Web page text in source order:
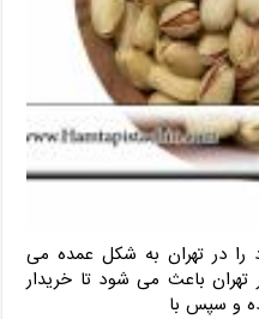
را در تهران به شکل عمده می
باعث می شود تا خریدار
و سپس با